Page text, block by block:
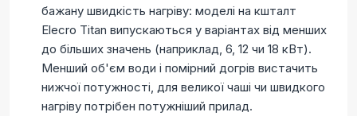
бажану швидкість нагріву: моделі на кшталт
Elecro Titan випускаються у варіантах від менших
до більших значень (наприклад, 6, 12 чи 18 кВт).
Менший об'єм води і помірний догрів вистачить
нижчої потужності, для великої чаші чи швидкого
нагріву потрібен потужніший прилад.